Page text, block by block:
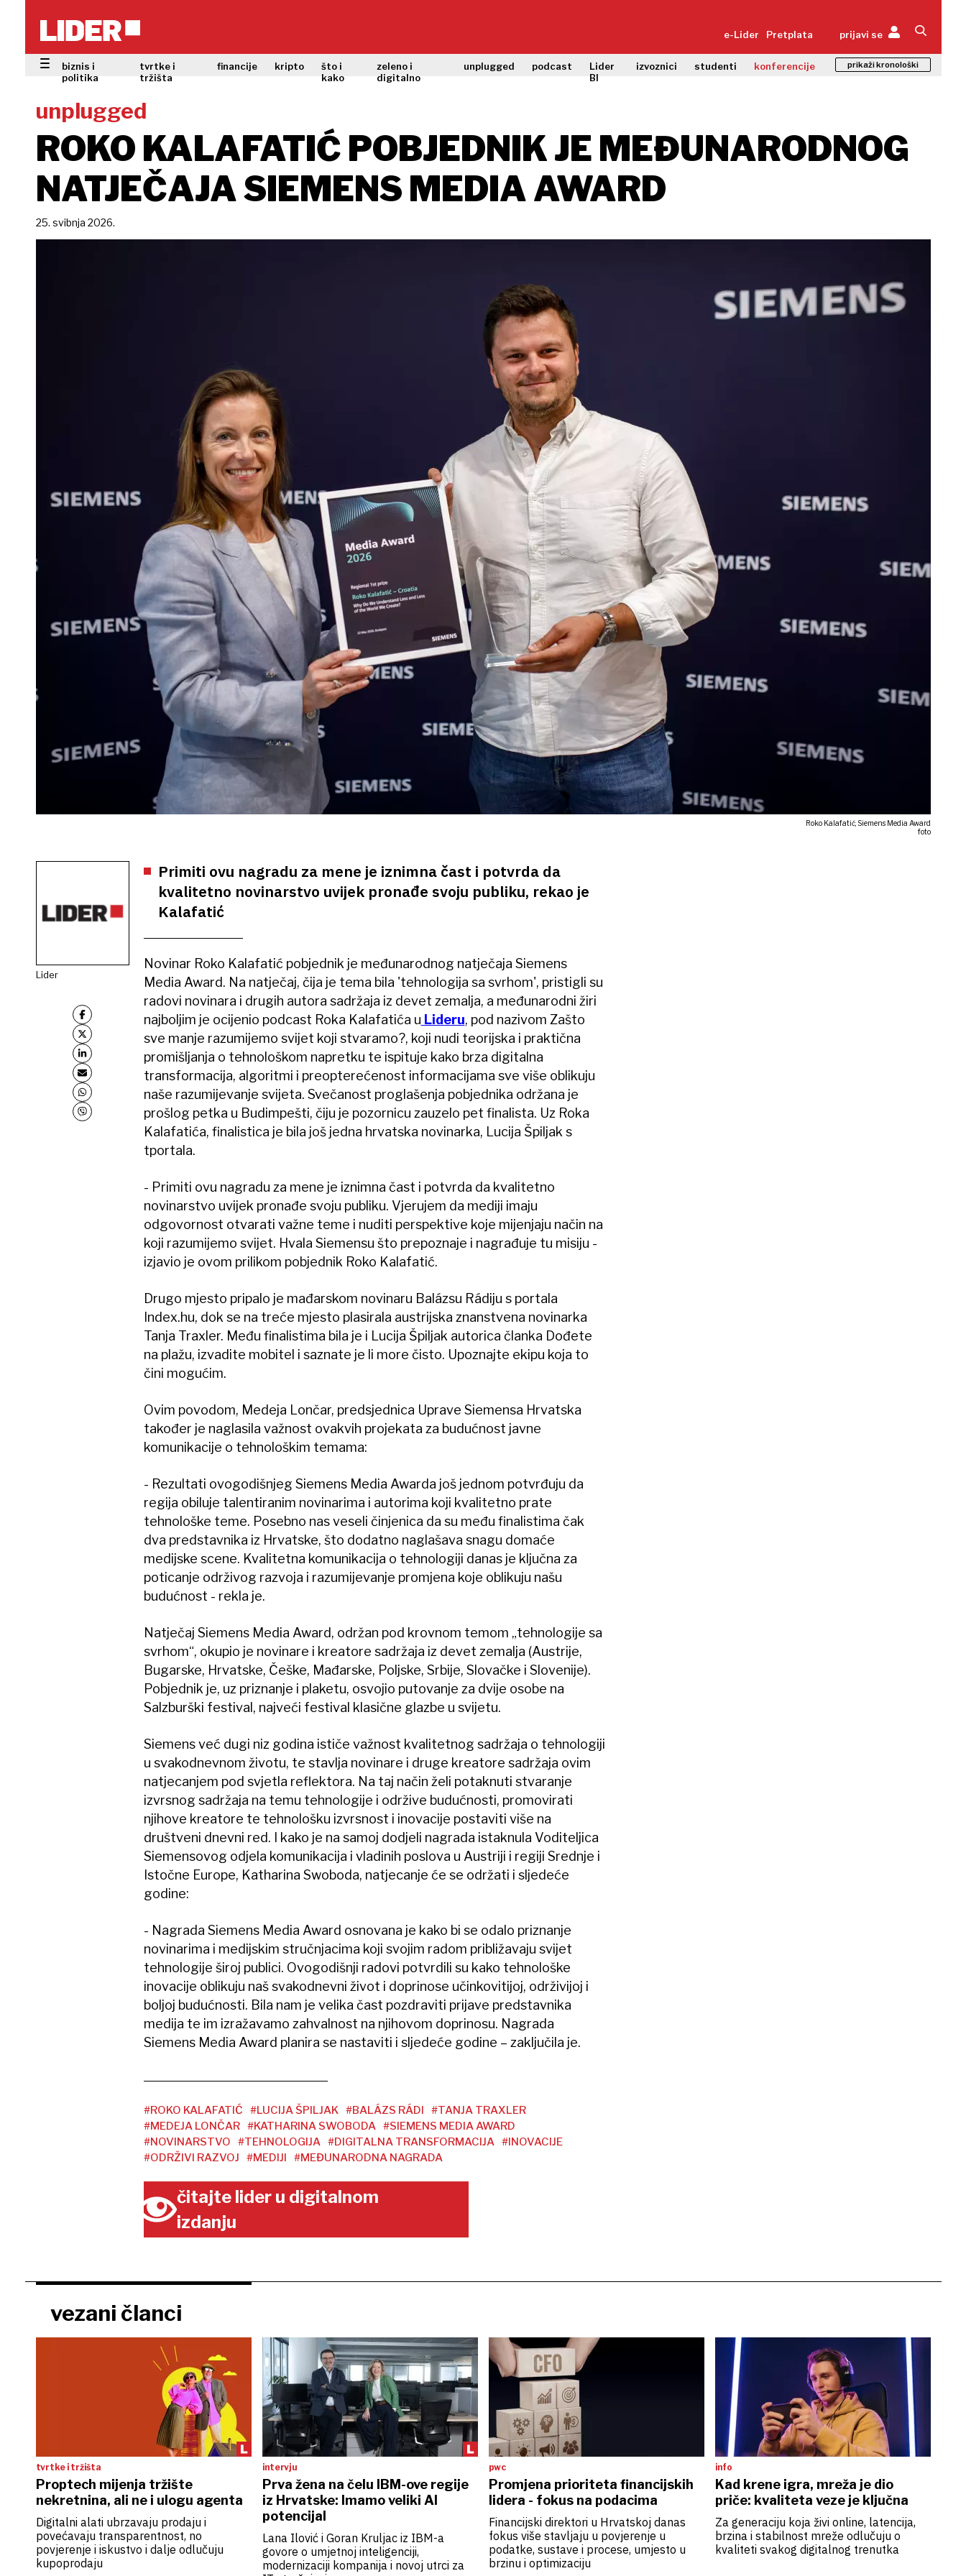
e-Lider Pretplata prijavi se
biznis i
politika
tvrtke i
tržišta
financije kripto
što i
kako
zeleno i
digitalno
unplugged podcast
Lider
BI
izvoznici studenti konferencije prikaži kronološki
unplugged
ROKO KALAFATIĆ POBJEDNIK JE MEĐUNARODNOG
NATJEČAJA SIEMENS MEDIA AWARD
25. svibnja 2026.
Roko Kalafatić, Siemens Media Award
foto
Lider
Primiti ovu nagradu za mene je iznimna čast i potvrda da
kvalitetno novinarstvo uvijek pronađe svoju publiku, rekao je
Kalafatić
Novinar Roko Kalafatić pobjednik je međunarodnog natječaja Siemens
Media Award. Na natječaj, čija je tema bila 'tehnologija sa svrhom', pristigli su
radovi novinara i drugih autora sadržaja iz devet zemalja, a međunarodni žiri
najboljim je ocijenio podcast Roka Kalafatića u Lideru, pod nazivom Zašto
sve manje razumijemo svijet koji stvaramo?, koji nudi teorijska i praktična
promišljanja o tehnološkom napretku te ispituje kako brza digitalna
transformacija, algoritmi i preopterećenost informacijama sve više oblikuju
naše razumijevanje svijeta. Svečanost proglašenja pobjednika održana je
prošlog petka u Budimpešti, čiju je pozornicu zauzelo pet finalista. Uz Roka
Kalafatića, finalistica je bila još jedna hrvatska novinarka, Lucija Špiljak s
tportala.
- Primiti ovu nagradu za mene je iznimna čast i potvrda da kvalitetno
novinarstvo uvijek pronađe svoju publiku. Vjerujem da mediji imaju
odgovornost otvarati važne teme i nuditi perspektive koje mijenjaju način na
koji razumijemo svijet. Hvala Siemensu što prepoznaje i nagrađuje tu misiju -
izjavio je ovom prilikom pobjednik Roko Kalafatić.
Drugo mjesto pripalo je mađarskom novinaru Balázsu Rádiju s portala
Index.hu, dok se na treće mjesto plasirala austrijska znanstvena novinarka
Tanja Traxler. Među finalistima bila je i Lucija Špiljak autorica članka Dođete
na plažu, izvadite mobitel i saznate je li more čisto. Upoznajte ekipu koja to
čini mogućim.
Ovim povodom, Medeja Lončar, predsjednica Uprave Siemensa Hrvatska
također je naglasila važnost ovakvih projekata za budućnost javne
komunikacije o tehnološkim temama:
- Rezultati ovogodišnjeg Siemens Media Awarda još jednom potvrđuju da
regija obiluje talentiranim novinarima i autorima koji kvalitetno prate
tehnološke teme. Posebno nas veseli činjenica da su među finalistima čak
dva predstavnika iz Hrvatske, što dodatno naglašava snagu domaće
medijske scene. Kvalitetna komunikacija o tehnologiji danas je ključna za
poticanje održivog razvoja i razumijevanje promjena koje oblikuju našu
budućnost - rekla je.
Natječaj Siemens Media Award, održan pod krovnom temom „tehnologije sa
svrhom“, okupio je novinare i kreatore sadržaja iz devet zemalja (Austrije,
Bugarske, Hrvatske, Češke, Mađarske, Poljske, Srbije, Slovačke i Slovenije).
Pobjednik je, uz priznanje i plaketu, osvojio putovanje za dvije osobe na
Salzburški festival, najveći festival klasične glazbe u svijetu.
Siemens već dugi niz godina ističe važnost kvalitetnog sadržaja o tehnologiji
u svakodnevnom životu, te stavlja novinare i druge kreatore sadržaja ovim
natjecanjem pod svjetla reflektora. Na taj način želi potaknuti stvaranje
izvrsnog sadržaja na temu tehnologije i održive budućnosti, promovirati
njihove kreatore te tehnološku izvrsnost i inovacije postaviti više na
društveni dnevni red. I kako je na samoj dodjeli nagrada istaknula Voditeljica
Siemensovog odjela komunikacija i vladinih poslova u Austriji i regiji Srednje i
Istočne Europe, Katharina Swoboda, natjecanje će se održati i sljedeće
godine:
- Nagrada Siemens Media Award osnovana je kako bi se odalo priznanje
novinarima i medijskim stručnjacima koji svojim radom približavaju svijet
tehnologije široj publici. Ovogodišnji radovi potvrdili su kako tehnološke
inovacije oblikuju naš svakodnevni život i doprinose učinkovitijoj, održivijoj i
boljoj budućnosti. Bila nam je velika čast pozdraviti prijave predstavnika
medija te im izražavamo zahvalnost na njihovom doprinosu. Nagrada
Siemens Media Award planira se nastaviti i sljedeće godine – zaključila je.
#ROKO KALAFATIĆ #LUCIJA ŠPILJAK #BALÁZS RÁDI
#TANJA TRAXLER
#MEDEJA LONČAR #KATHARINA SWOBODA #SIEMENS MEDIA AWARD
#NOVINARSTVO
#TEHNOLOGIJA #DIGITALNA TRANSFORMACIJA #INOVACIJE
#ODRŽIVI RAZVOJ
#MEDIJI #MEĐUNARODNA NAGRADA
čitajte lider u digitalnom
izdanju
vezani članci
tvrtke i tržišta
Proptech mijenja tržište
nekretnina, ali ne i ulogu agenta
Digitalni alati ubrzavaju prodaju i
povećavaju transparentnost, no
povjerenje i iskustvo i dalje odlučuju
kupoprodaju
intervju
Prva žena na čelu IBM-ove regije
iz Hrvatske: Imamo veliki AI
potencijal
Lana Ilović i Goran Kruljac iz IBM-a
govore o umjetnoj inteligenciji,
modernizaciji kompanija i novoj utrci za
pwc
Promjena prioriteta financijskih
lidera - fokus na podacima
Financijski direktori u Hrvatskoj danas
fokus više stavljaju u povjerenje u
podatke, sustave i procese, umjesto u
brzinu i optimizaciju
info
Kad krene igra, mreža je dio
priče: kvaliteta veze je ključna
Za generaciju koja živi online, latencija,
brzina i stabilnost mreže odlučuju o
kvaliteti svakog digitalnog trenutka